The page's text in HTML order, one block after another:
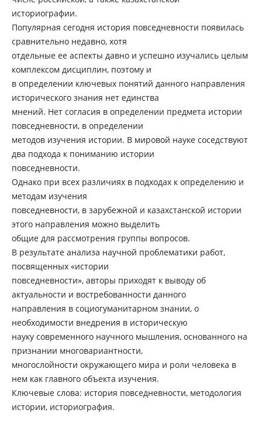
историографии.
Популярная сегодня история повседневности появилась
сравнительно недавно, хотя
отдельные ее аспекты давно и успешно изучались целым
комплексом дисциплин, поэтому и
в определении ключевых понятий данного направления
исторического знания нет единства
мнений. Нет согласия в определении предмета истории
повседневности, в определении
методов изучения истории. В мировой науке соседствуют
два подхода к пониманию истории
повседневности.
Однако при всех различиях в подходах к определению и
методам изучения
повседневности, в зарубежной и казахстанской истории
этого направления можно выделить
общие для рассмотрения группы вопросов.
В результате анализа научной проблематики работ,
посвященных «истории
повседневности», авторы приходят к выводу об
актуальности и востребованности данного
направления в социогуманитарном знании, о
необходимости внедрения в историческую
науку современного научного мышления, основанного на
признании многовариантности,
многослойности окружающего мира и роли человека в
нем как главного объекта изучения.
Ключевые слова: история повседневности, методология
истории, историография.